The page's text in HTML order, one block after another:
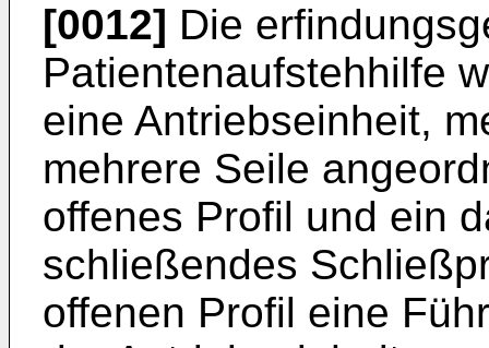
[0012] Die
Patientenaufstehhilfe
eine Antriebseinheit,
mehrere Seile
offenes Profil und ein
schließendes
offenen Profil eine